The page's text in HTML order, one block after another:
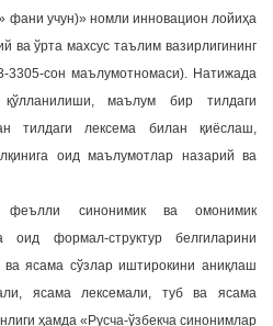
учун)» номли инновацион лойиҳа
ва ўрта махсус таълим вазирлигининг
3305-сон маълумотномаси). Натижада
қўлланилиши, маълум бир тилдаги
тилдаги лексема билан қиёслаш,
оид маълумотлар назарий ва
феълли синонимик ва омонимик
оид формал-структур белгиларини
ясама сўзлар иштирокини аниқлаш
ясама лексемали, туб ва ясама
ҳамда «Русча-ўзбекча синонимлар